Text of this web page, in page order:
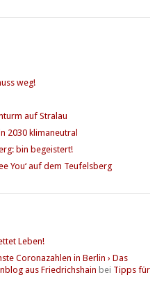
weg!
auf Stralau
2030 klimaneutral
bin begeistert!
You‘ auf dem Teufelsberg
Leben!
Coronazahlen in Berlin › Das
aus Friedrichshain bei Tipps für